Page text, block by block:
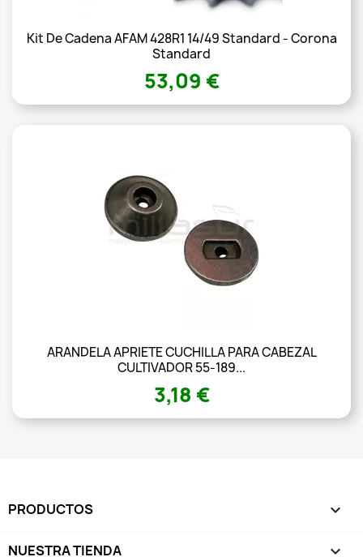
Kit De Cadena AFAM 428R1 14/49 Standard - Corona
Standard
53,09 €
ARANDELA APRIETE CUCHILLA PARA CABEZAL
CULTIVADOR 55-189...
3,18 €
PRODUCTOS 
NUESTRA TIENDA 